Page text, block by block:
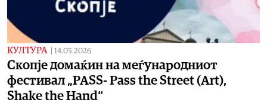
КУЛТУРА 14.05.2026
Скопје домаќин на меѓународниот
фестивал „PASS- Pass the Street (Art),
Shake the Hand“